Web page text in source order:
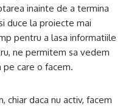
inainte de a termina
duce la proiecte mai
pentru a lasa informatiile
ne permitem sa vedem
care o facem.
chiar daca nu activ, facem